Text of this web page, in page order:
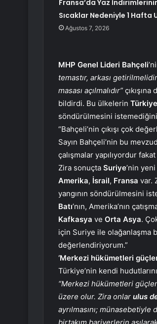
Fransa’da Yaz
Sıcaklar Nedeniyle 1 Hafta
Ağustos 7, 2026
MHP Genel Lideri Bahçeli
temastır, arkası
masası açılmalıdır”
bildirdi. Bu ülkelerin Türkiye
söndürülmesini
“Bahçeli’nin çıkışı çok
Sayın Bahçeli’nin bu
çalışmalar yapılıyordur
Zira sonuçta Suriye’nin
Amerika, İsrail, Fransa var.
yangının söndürülmesini
Batı’nın, Amerika’nın
Kafkasya ve Orta Asya.
için Suriye ile olağanlaşma
değerlendiriyorum.”
‘Merkezi hükümetleri
Türkiye’nin kendi
“Merkezi hükümetleri
üzere olur. Zira onlar ulus
ayrılmasını;